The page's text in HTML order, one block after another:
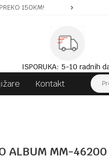
150KM!
ISPORUKA: 5-10 radnih
Kontakt
ALBUM MM-